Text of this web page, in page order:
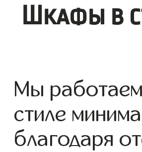
Шкафы в
Мы
стиле
благодаря